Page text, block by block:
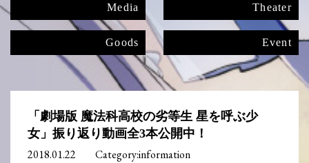
Media Theater
Goods Event
「劇場版 魔法科高校の劣等生 星を呼ぶ少
女」振り返り動画全3本公開中！
2018.01.22 Category:information